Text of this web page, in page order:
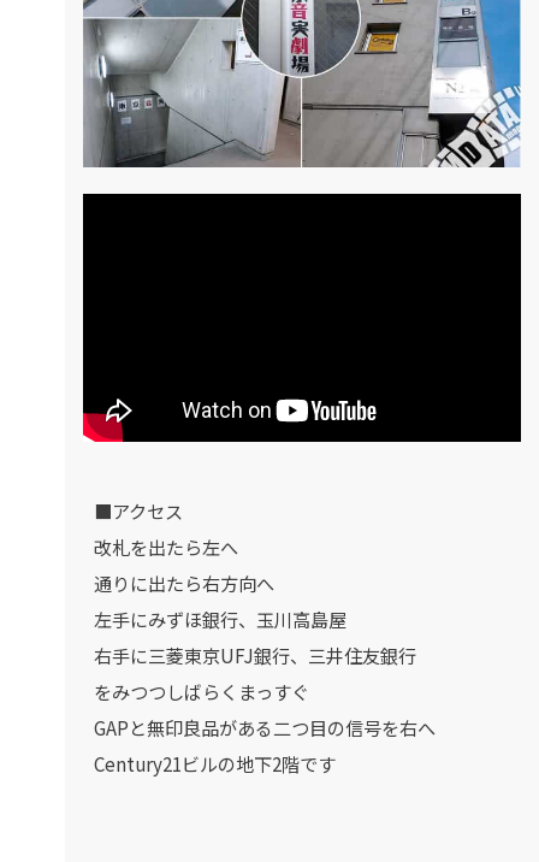
■アクセス
改札を出たら左へ
通りに出たら右方向へ
左手にみずほ銀行、玉川高島屋
右手に三菱東京UFJ銀行、三井住友銀行
をみつつしばらくまっすぐ
GAPと無印良品がある二つ目の信号を右へ
Century21ビルの地下2階です